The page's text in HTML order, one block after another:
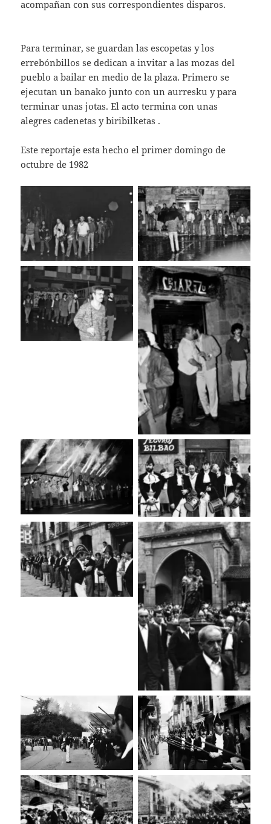
acompañan con sus correspondientes disparos.
Para terminar, se guardan las escopetas y los
errebónbillos se dedican a invitar a las mozas del
pueblo a bailar en medio de la plaza. Primero se
ejecutan un banako junto con un aurresku y para
terminar unas jotas. El acto termina con unas
alegres cadenetas y biribilketas .
Este reportaje esta hecho el primer domingo de
octubre de 1982
Sin leyenda Sin leyenda
Sin leyenda
Sin leyenda
Sin leyenda Sin leyenda
Sin leyenda
Sin leyenda
Sin leyenda Sin leyenda
Sin leyenda Sin leyenda